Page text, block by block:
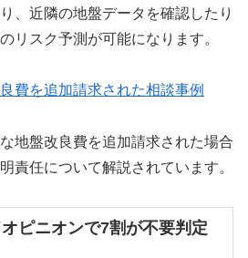
、近隣の地盤データを確認したり
リスク予測が可能になります。
費を追加請求された相談事例
地盤改良費を追加請求された場合
責任について解説されています。
ピニオンで7割が不要判定